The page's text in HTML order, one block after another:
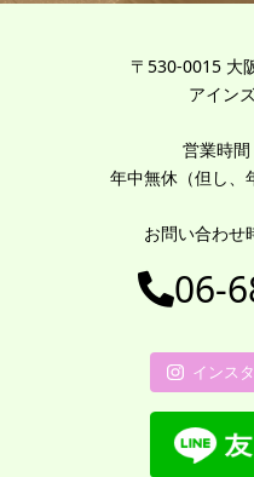
〒530-0015 大
アイン
営業時
年中無休（但し、
お問い合わせ
06-
インス